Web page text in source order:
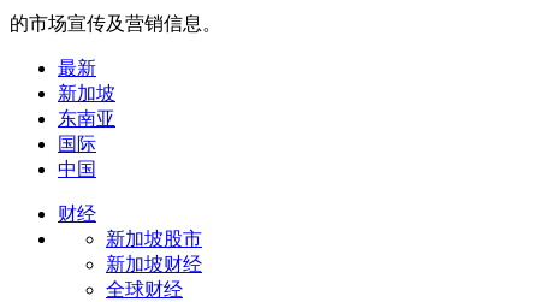
的市场宣传及营销信息。
最新
新加坡
东南亚
国际
中国
财经
新加坡股市
新加坡财经
全球财经